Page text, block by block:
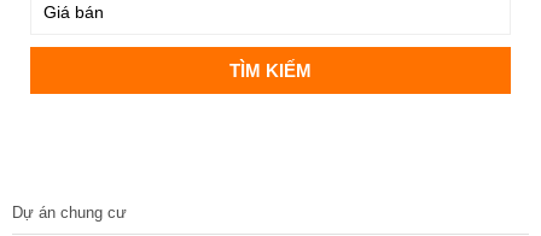
Dự án chung cư